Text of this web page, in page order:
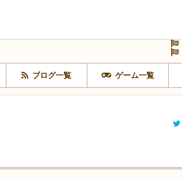
ブログ一覧 ゲーム一覧